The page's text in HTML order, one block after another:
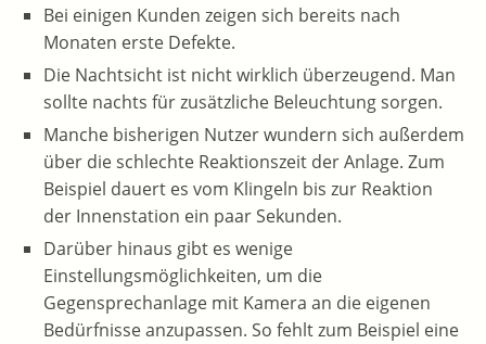
Bei einigen Kunden zeigen sich bereits nach
Monaten erste Defekte.
Die Nachtsicht ist nicht wirklich überzeugend. Man
sollte nachts für zusätzliche Beleuchtung sorgen.
Manche bisherigen Nutzer wundern sich außerdem
über die schlechte Reaktionszeit der Anlage. Zum
Beispiel dauert es vom Klingeln bis zur Reaktion
der Innenstation ein paar Sekunden.
Darüber hinaus gibt es wenige
Einstellungsmöglichkeiten, um die
Gegensprechanlage mit Kamera an die eigenen
Bedürfnisse anzupassen. So fehlt zum Beispiel eine